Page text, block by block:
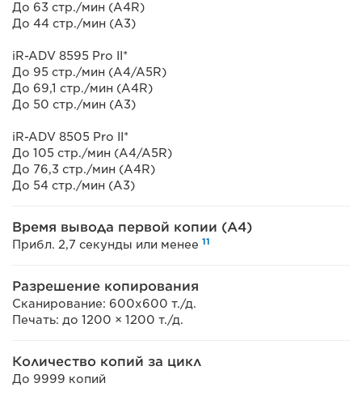
До 63 стр./мин (A4R)
До 44 стр./мин (A3)
iR-ADV 8595 Pro II*
До 95 стр./мин (A4/A5R)
До 69,1 стр./мин (A4R)
До 50 стр./мин (A3)
iR-ADV 8505 Pro II*
До 105 стр./мин (A4/A5R)
До 76,3 стр./мин (A4R)
До 54 стр./мин (A3)
Время вывода первой копии (A4)
Прибл. 2,7 секунды или менее 11
Разрешение копирования
Сканирование: 600x600 т./д.
Печать: до 1200 × 1200 т./д.
Количество копий за цикл
До 9999 копий